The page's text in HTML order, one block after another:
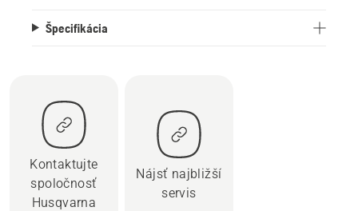
Špecifikácia
Kontaktujte
spoločnosť
Husqvarna
Nájsť najbližší
servis